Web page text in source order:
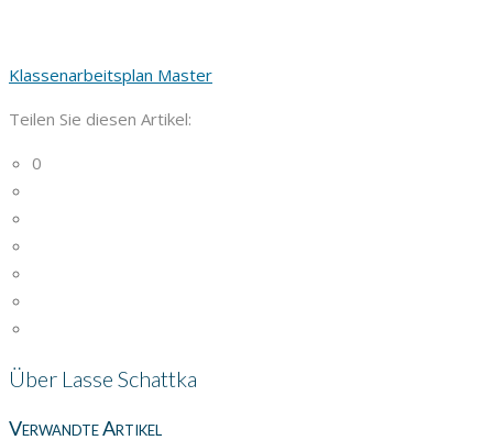
Klassenarbeitsplan Master
Teilen Sie diesen Artikel:
0
Über Lasse Schattka
Verwandte Artikel